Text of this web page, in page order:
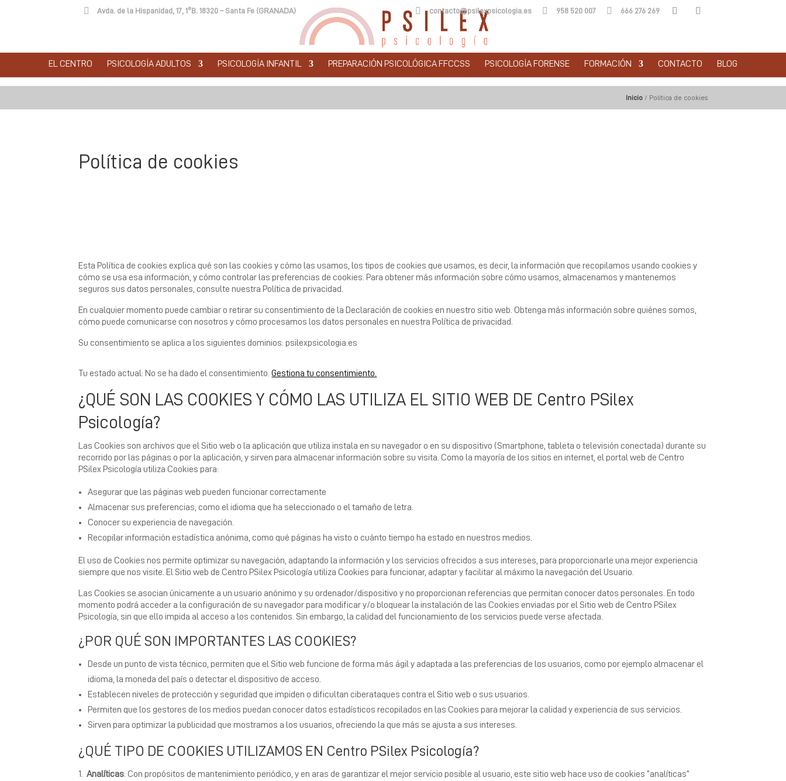
 Avda. de la Hispanidad, 17, 1ºB. 18320 – Santa Fe (GRANADA)  contacto@psilexpsicologia.es  958 520 007  666 276 269
EL CENTRO PSICOLOGÍA ADULTOS PSICOLOGÍA INFANTIL PREPARACIÓN PSICOLÓGICA FFCCSS PSICOLOGÍA FORENSE FORMACIÓN CONTACTO BLOG
Inicio/ Política de cookies
Política de cookies
Esta Política de cookies explica qué son las cookies y cómo las usamos, los tipos de cookies que usamos, es decir, la información que recopilamos usando cookies y
cómo se usa esa información, y cómo controlar las preferencias de cookies. Para obtener más información sobre cómo usamos, almacenamos y mantenemos
seguros sus datos personales, consulte nuestra Política de privacidad.
En cualquier momento puede cambiar o retirar su consentimiento de la Declaración de cookies en nuestro sitio web. Obtenga más información sobre quiénes somos,
cómo puede comunicarse con nosotros y cómo procesamos los datos personales en nuestra Política de privacidad.
Su consentimiento se aplica a los siguientes dominios:psilexpsicologia.es
Tu estado actual: No se ha dado el consentimiento.Gestiona tu consentimiento.
¿QUÉ SON LAS COOKIES Y CÓMO LAS UTILIZA EL SITIO WEB DE Centro PSilex
Psicología?
Las Cookies son archivos que el Sitio web o la aplicación que utiliza instala en su navegador o en su dispositivo (Smartphone, tableta o televisión conectada) durante su
recorrido por las páginas o por la aplicación, y sirven para almacenar información sobre su visita. Como la mayoría de los sitios en internet, el portal web de Centro
PSilex Psicología utiliza Cookies para:
Asegurar que las páginas web pueden funcionar correctamente
Almacenar sus preferencias, como el idioma que ha seleccionado o el tamaño de letra.
Conocer su experiencia de navegación.
Recopilar información estadística anónima, como qué páginas ha visto o cuánto tiempo ha estado en nuestros medios.
El uso de Cookies nos permite optimizar su navegación, adaptando la información y los servicios ofrecidos a sus intereses, para proporcionarle una mejor experiencia
siempre que nos visite. El Sitio web de Centro PSilex Psicología utiliza Cookies para funcionar, adaptar y facilitar al máximo la navegación del Usuario.
Las Cookies se asocian únicamente a un usuario anónimo y su ordenador/dispositivo y no proporcionan referencias que permitan conocer datos personales. En todo
momento podrá acceder a la configuración de su navegador para modificar y/o bloquear la instalación de las Cookies enviadas por el Sitio web de Centro PSilex
Psicología, sin que ello impida al acceso a los contenidos. Sin embargo, la calidad del funcionamiento de los servicios puede verse afectada.
¿POR QUÉ SON IMPORTANTES LAS COOKIES?
Desde un punto de vista técnico, permiten que el Sitio web funcione de forma más ágil y adaptada a las preferencias de los usuarios, como por ejemplo almacenar el
idioma, la moneda del país o detectar el dispositivo de acceso.
Establecen niveles de protección y seguridad que impiden o dificultan ciberataques contra el Sitio web o sus usuarios.
Permiten que los gestores de los medios puedan conocer datos estadísticos recopilados en las Cookies para mejorar la calidad y experiencia de sus servicios.
Sirven para optimizar la publicidad que mostramos a los usuarios, ofreciendo la que más se ajusta a sus intereses.
¿QUÉ TIPO DE COOKIES UTILIZAMOS EN Centro PSilex Psicología?
Analíticas: Con propósitos de mantenimiento periódico, y en aras de garantizar el mejor servicio posible al usuario, este sitio web hace uso de cookies “analíticas”